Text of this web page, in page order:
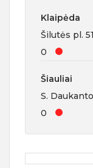
Klaipėda
Šilutės pl. 51
0
Šiauliai
S.
0